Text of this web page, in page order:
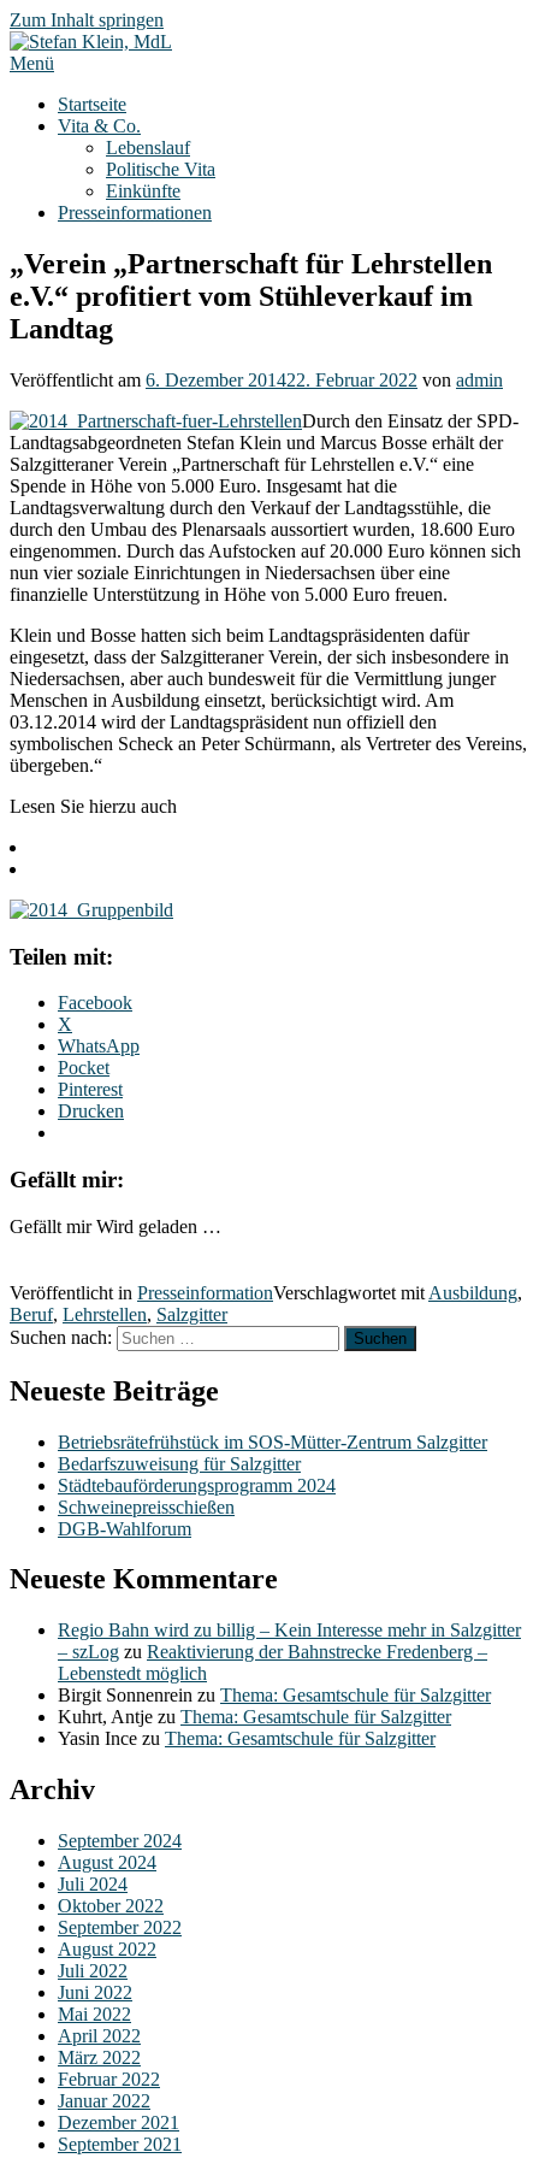
Zum Inhalt springen
Menü
Startseite
Vita & Co.
Lebenslauf
Politische Vita
Einkünfte
Presseinformationen
„Verein „Partnerschaft für Lehrstellen
e.V.“ profitiert vom Stühleverkauf im
Landtag
Veröffentlicht am 6. Dezember 201422. Februar 2022 von admin
Durch den Einsatz der SPD-
Landtagsabgeordneten Stefan Klein und Marcus Bosse erhält der
Salzgitteraner Verein „Partnerschaft für Lehrstellen e.V.“ eine
Spende in Höhe von 5.000 Euro. Insgesamt hat die
Landtagsverwaltung durch den Verkauf der Landtagsstühle, die
durch den Umbau des Plenarsaals aussortiert wurden, 18.600 Euro
eingenommen. Durch das Aufstocken auf 20.000 Euro können sich
nun vier soziale Einrichtungen in Niedersachsen über eine
finanzielle Unterstützung in Höhe von 5.000 Euro freuen.
Klein und Bosse hatten sich beim Landtagspräsidenten dafür
eingesetzt, dass der Salzgitteraner Verein, der sich insbesondere in
Niedersachsen, aber auch bundesweit für die Vermittlung junger
Menschen in Ausbildung einsetzt, berücksichtigt wird. Am
03.12.2014 wird der Landtagspräsident nun offiziell den
symbolischen Scheck an Peter Schürmann, als Vertreter des Vereins,
übergeben.“
Lesen Sie hierzu auch
Teilen mit:
Facebook
X
WhatsApp
Pocket
Pinterest
Drucken
Gefällt mir:
Gefällt mir Wird geladen …
Veröffentlicht in PresseinformationVerschlagwortet mit Ausbildung,
Beruf, Lehrstellen, Salzgitter
Suchen nach:
Neueste Beiträge
Betriebsrätefrühstück im SOS-Mütter-Zentrum Salzgitter
Bedarfszuweisung für Salzgitter
Städtebauförderungsprogramm 2024
Schweinepreisschießen
DGB-Wahlforum
Neueste Kommentare
Regio Bahn wird zu billig – Kein Interesse mehr in Salzgitter
– szLog zu Reaktivierung der Bahnstrecke Fredenberg –
Lebenstedt möglich
Birgit Sonnenrein zu Thema: Gesamtschule für Salzgitter
Kuhrt, Antje zu Thema: Gesamtschule für Salzgitter
Yasin Ince zu Thema: Gesamtschule für Salzgitter
Archiv
September 2024
August 2024
Juli 2024
Oktober 2022
September 2022
August 2022
Juli 2022
Juni 2022
Mai 2022
April 2022
März 2022
Februar 2022
Januar 2022
Dezember 2021
September 2021